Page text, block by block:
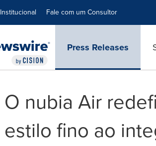
Institucional Fale com um Consultor
Press Releases
O nubia Air
estilo fino ao